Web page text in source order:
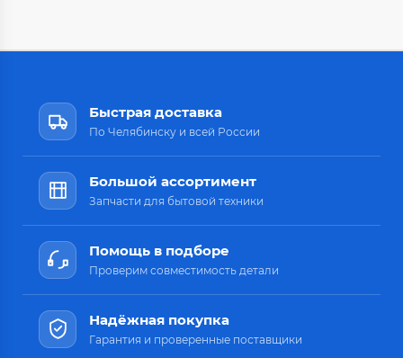
Быстрая доставка
По Челябинску и всей России
Большой ассортимент
Запчасти для бытовой техники
Помощь в подборе
Проверим совместимость детали
Надёжная покупка
Гарантия и проверенные поставщики